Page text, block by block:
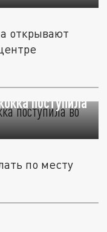
открывают
поступила
по месту